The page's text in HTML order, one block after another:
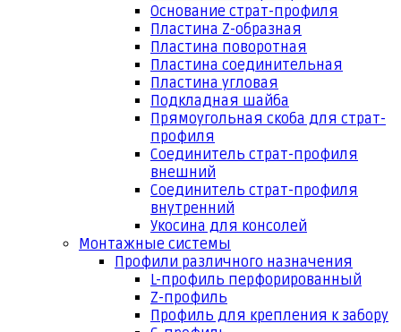
Основание страт-профиля
Пластина Z-образная
Пластина поворотная
Пластина соединительная
Пластина угловая
Подкладная шайба
Прямоугольная скоба для страт-
профиля
Соединитель страт-профиля
внешний
Соединитель страт-профиля
внутренний
Укосина для консолей
Монтажные системы
Профили различного назначения
L-профиль перфорированный
Z-профиль
Профиль для крепления к забору